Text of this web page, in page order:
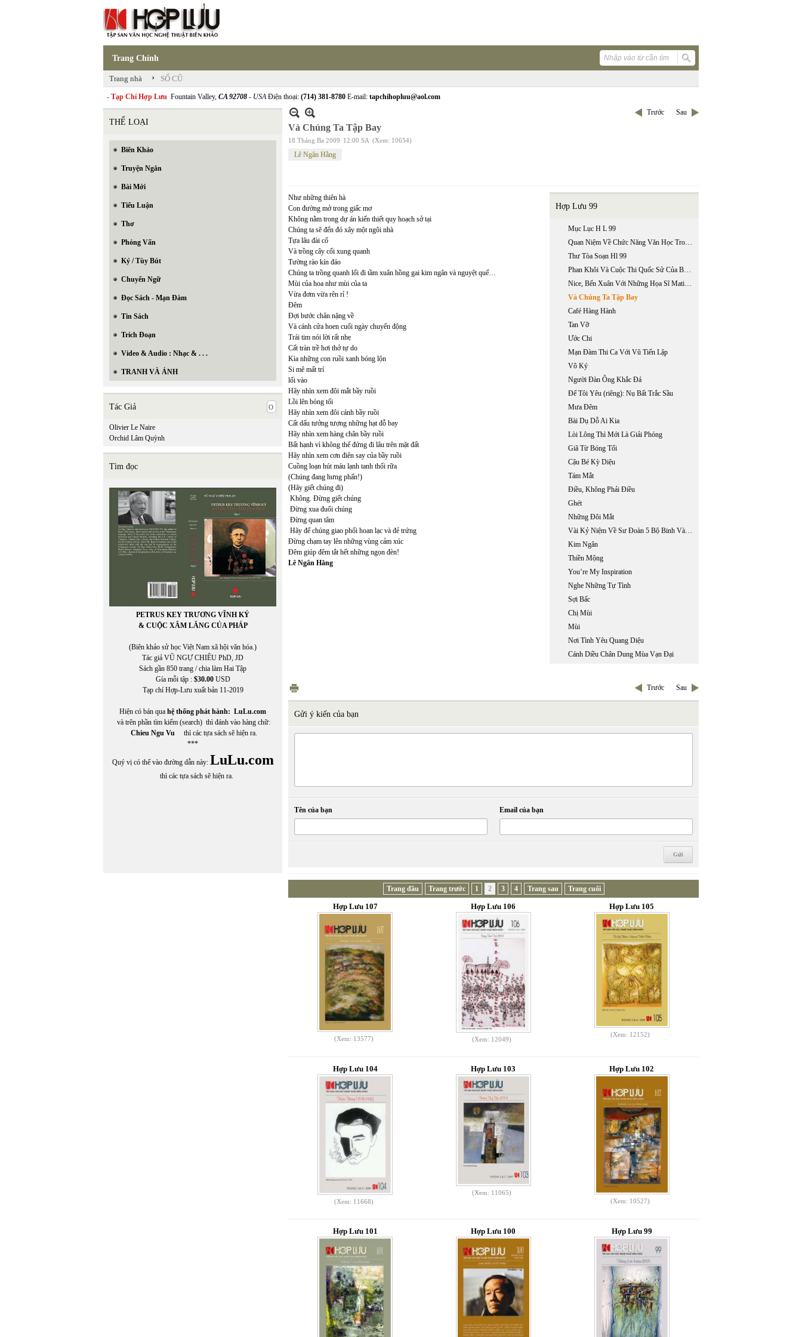
Trang Chính
Trang nhà › SỐ CŨ
- Tạp Chí Hợp Lưu Fountain Valley, CA 92708 - USAĐiện thoại: (714) 381-8780 E-mail: tapchihopluu@aol.com
THỂ LOẠI
Biên Khảo
Truyện Ngắn
Bài Mới
Tiểu Luận
Thơ
Phỏng Vấn
Ký / Tùy Bút
Chuyển Ngữ
Đọc Sách - Mạn Đàm
Tin Sách
Trích Đoạn
Video & Audio : Nhạc & . . .
TRANH VÀ ẢNH
Tác Giả
Olivier Le Naire
Orchid Lâm Quỳnh
Tìm đọc
PETRUS KEY TRƯƠNG VĨNH KÝ
& CUỘC XÂM LĂNG CỦA PHÁP
(Biên khảo sử học Việt Nam xã hội văn hóa.)
Tác giả VŨ NGỰ CHIÊU PhD, JD
Sách gần 850 trang / chia làm Hai Tập
Gía mỗi tập : $30.00USD
Tạp chí Hợp-Lưu xuất bản 11-2019
Hiện có bán qua hệ thống phát hành: LuLu.com
và trên phần tìm kiếm (search) thì đánh vào hàng chữ:
Chieu Ngu Vu thì các tựa sách sẽ hiện ra.
***
Quý vị có thể vào đường dẫn này: LuLu.com
thì các tựa sách sẽ hiện ra.
Trước Sau
Và Chúng Ta Tập Bay
18 Tháng Ba 2009 12:00 SA (Xem: 10654)
Lê Ngân Hằng
Hợp Lưu 99
Mục Lục H L 99
Quan Niệm Về Chức Năng Văn Học Trong Lý Luận Văn Học Ở Việt Nam Hiện Nay
Thư Tòa Soạn Hl 99
Phan Khôi Và Cuộc Thi Quốc Sử Của Báo Thần Chung, Sài Gòn 1929
Nice, Bến Xuân Với Những Họa Sĩ Matisse, Chagall, Vũ Cao Đàm, Lê Phổ
Và Chúng Ta Tập Bay
Café Hàng Hành
Tan Vỡ
Ước Chi
Mạn Đàm Thi Ca Với Vũ Tiến Lập
Vô Ký
Người Đàn Ông Khắc Đá
Để Tôi Yêu (riêng): Nụ Bất Trắc Sầu
Mưa Đêm
Bài Dụ Dỗ Ai Kia
Lòi Lông Thì Mới Là Giải Phóng
Giã Từ Bóng Tối
Cậu Bé Kỳ Diệu
Tám Mắt
Điều, Không Phải Điều
Ghét
Những Đôi Mắt
Vài Kỷ Niệm Về Sư Đoàn 5 Bộ Binh Và Tướng Lê Nguyên Vỹ.
Kim Ngân
Thiền Mộng
You’re My Inspiration
Nghe Những Tự Tình
Sợi Bấc
Chị Mùi
Mùi
Nơi Tình Yêu Quang Diệu
Cánh Diều Chân Dung Mùa Vạn Đại
Như những thiên hà
Con đường mở trong giấc mơ
Không nằm trong dự án kiến thiết quy hoạch sở tại
Chúng ta sẽ đến đó xây một ngôi nhà
Tựa lâu đài cổ
Và trồng cây cối xung quanh
Tường rào kín đáo
Chúng ta trồng quanh lối đi tầm xuân hồng gai kim ngân và nguyệt quế…
Mùi của hoa như mùi của ta
Vừa đơm vừa rên rỉ !
Đêm
Đợi bước chân nặng về
Và cánh cửa hoen cuối ngày chuyển động
Trái tim nói lời rất nhẹ
Cất tràn trề hơi thở tự do
Kìa những con ruồi xanh bóng lộn
Si mê mất trí
lối vào
Hãy nhìn xem đôi mắt bầy ruồi
Lồi lên bóng tối
Hãy nhìn xem đôi cánh bầy ruồi
Cất dấu tưởng tượng những hạt đỗ bay
Hãy nhìn xem hàng chân bầy ruồi
Bất hạnh vì không thể đứng đi lâu trên mặt đất
Hãy nhìn xem cơn điên say của bầy ruồi
Cuồng loạn hút máu lạnh tanh thối rữa
(Chúng đang hưng phấn!)
(Hãy giết chúng đi)
Không. Đừng giết chúng
Đừng xua đuổi chúng
Đừng quan tâm
Hãy để chúng giao phối hoan lạc và đẻ trứng
Đừng chạm tay lên những vùng cảm xúc
Đêm giúp đêm tắt hết những ngọn đèn!
Lê Ngân Hằng
Trước Sau
Gửi ý kiến của bạn
Tên của bạn Email của bạn
Trang đầu Trang trước 1 2 3 4 Trang sau Trang cuối
Hợp Lưu 107
(Xem: 13577)
Hợp Lưu 106
(Xem: 12049)
Hợp Lưu 105
(Xem: 12152)
Hợp Lưu 104
(Xem: 11668)
Hợp Lưu 103
(Xem: 11065)
Hợp Lưu 102
(Xem: 10527)
Hợp Lưu 101 Hợp Lưu 100 Hợp Lưu 99